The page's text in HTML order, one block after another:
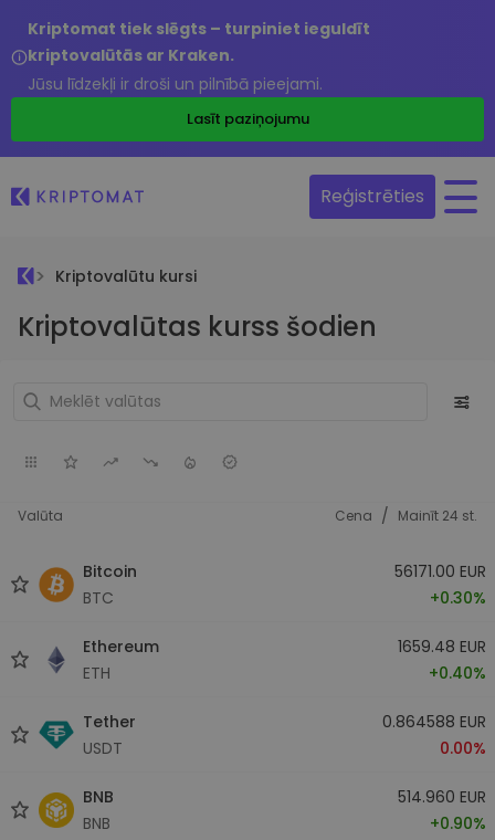
Kriptomat tiek slēgts – turpiniet ieguldīt
kriptovalūtās ar Kraken.
Jūsu līdzekļi ir droši un pilnībā pieejami.
Lasīt paziņojumu
Reģistrēties
Kriptovalūtu kursi
Kriptovalūtas kurss šodien
Valūta Cena / Mainīt 24 st.
Bitcoin
BTC
56171.00 EUR
+0.30%
Ethereum
ETH
1659.48 EUR
+0.40%
Tether
USDT
0.864588 EUR
0.00%
BNB
BNB
514.960 EUR
+0.90%